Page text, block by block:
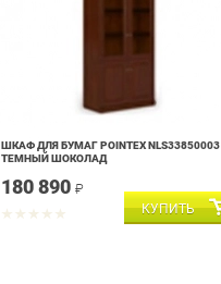
ШКАФ ДЛЯ БУМАГ POINTEX NLS33850003
ТЕМНЫЙ ШОКОЛАД
180 890 ₽